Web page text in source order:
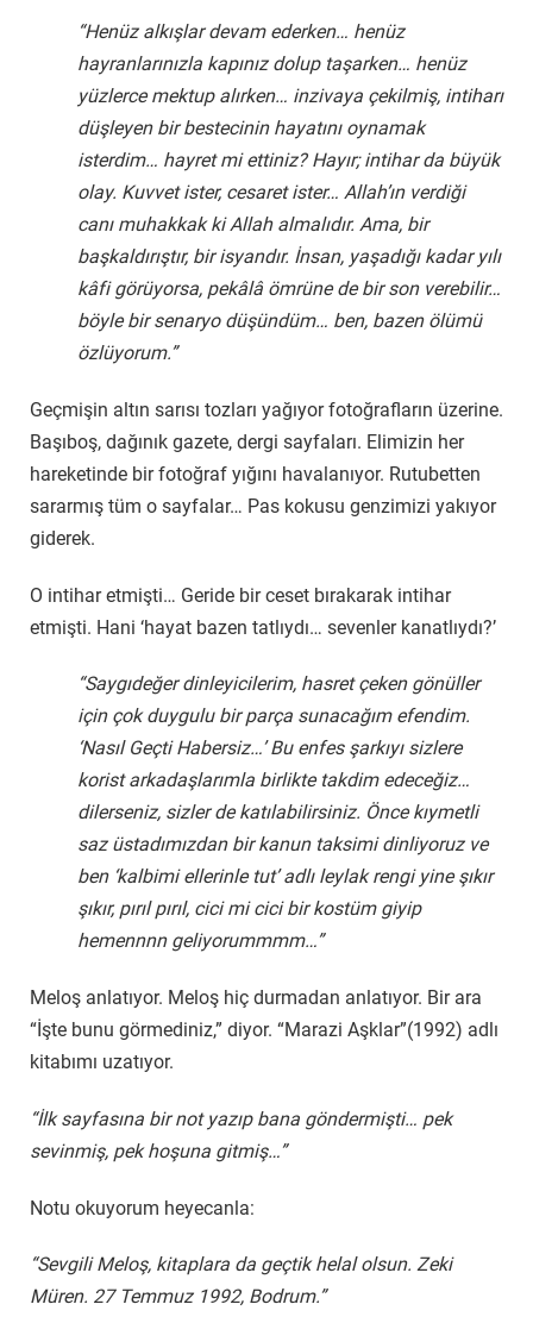
“Henüz alkışlar devam ederken… henüz
hayranlarınızla kapınız dolup taşarken… henüz
yüzlerce mektup alırken… inzivaya çekilmiş, intiharı
düşleyen bir bestecinin hayatını oynamak
isterdim… hayret mi ettiniz? Hayır; intihar da büyük
olay. Kuvvet ister, cesaret ister… Allah’ın verdiği
canı muhakkak ki Allah almalıdır. Ama, bir
başkaldırıştır, bir isyandır. İnsan, yaşadığı kadar yılı
kâfi görüyorsa, pekâlâ ömrüne de bir son verebilir…
böyle bir senaryo düşündüm… ben, bazen ölümü
özlüyorum.”
Geçmişin altın sarısı tozları yağıyor fotoğrafların üzerine.
Başıboş, dağınık gazete, dergi sayfaları. Elimizin her
hareketinde bir fotoğraf yığını havalanıyor. Rutubetten
sararmış tüm o sayfalar… Pas kokusu genzimizi yakıyor
giderek.
O intihar etmişti… Geride bir ceset bırakarak intihar
etmişti. Hani ‘hayat bazen tatlıydı… sevenler kanatlıydı?’
“Saygıdeğer dinleyicilerim, hasret çeken gönüller
için çok duygulu bir parça sunacağım efendim.
‘Nasıl Geçti Habersiz…’ Bu enfes şarkıyı sizlere
korist arkadaşlarımla birlikte takdim edeceğiz…
dilerseniz, sizler de katılabilirsiniz. Önce kıymetli
saz üstadımızdan bir kanun taksimi dinliyoruz ve
ben ‘kalbimi ellerinle tut’ adlı leylak rengi yine şıkır
şıkır, pırıl pırıl, cici mi cici bir kostüm giyip
hemennnn geliyorummmm…”
Meloş anlatıyor. Meloş hiç durmadan anlatıyor. Bir ara
“İşte bunu görmediniz,” diyor. “Marazi Aşklar”(1992) adlı
kitabımı uzatıyor.
“İlk sayfasına bir not yazıp bana göndermişti… pek
sevinmiş, pek hoşuna gitmiş…”
Notu okuyorum heyecanla:
“Sevgili Meloş, kitaplara da geçtik helal olsun. Zeki
Müren. 27 Temmuz 1992, Bodrum.”